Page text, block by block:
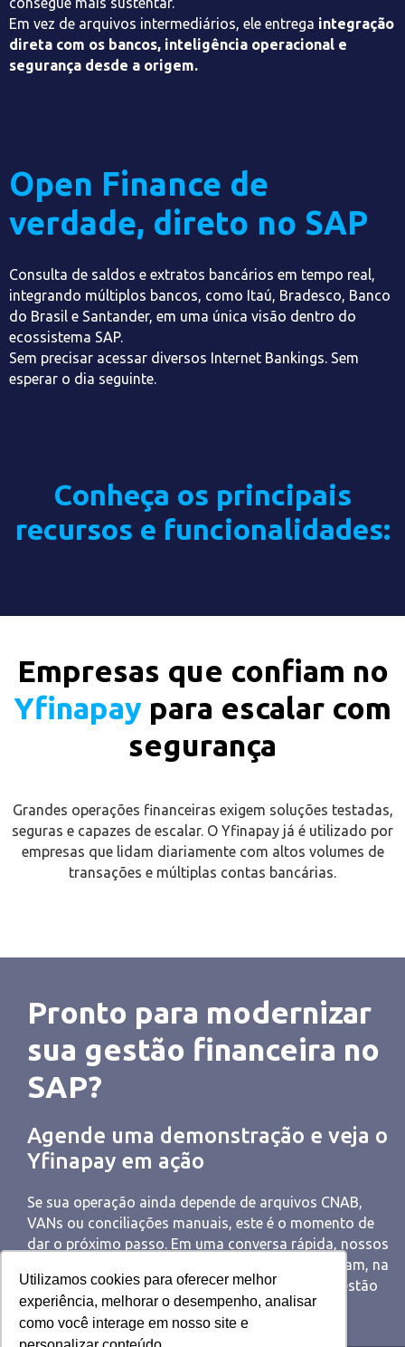
Utilizamos cookies para oferecer melhor
experiência, melhorar o desempenho, analisar
como você interage em nosso site e
Em vez de arquivos intermediários, ele entrega integração
direta com os bancos, inteligência operacional e
segurança desde a origem.
Open Finance de
verdade, direto no SAP
Consulta de saldos e extratos bancários em tempo real,
integrando múltiplos bancos, como Itaú, Bradesco, Banco
do Brasil e Santander, em uma única visão dentro do
ecossistema SAP.
Sem precisar acessar diversos Internet Bankings. Sem
esperar o dia seguinte.
Conheça os principais
recursos e funcionalidades:
Empresas que confiam no
Yfinapay para escalar com
segurança
Grandes operações financeiras exigem soluções testadas,
seguras e capazes de escalar. O Yfinapay já é utilizado por
empresas que lidam diariamente com altos volumes de
transações e múltiplas contas bancárias.
Pronto para modernizar
sua gestão financeira no
SAP?
Agende uma demonstração e veja o
Yfinapay em ação
Se sua operação ainda depende de arquivos CNAB,
VANs ou conciliações manuais, este é o momento de
dar o próximo passo. Em uma conversa rápida, nossos
especialistas analisam seu cenário atual e mostram, na
prática, como o Yfinapay pode simplificar sua gestão
financeira.